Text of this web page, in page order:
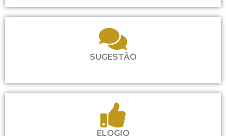
SUGESTÃO
ELOGIO